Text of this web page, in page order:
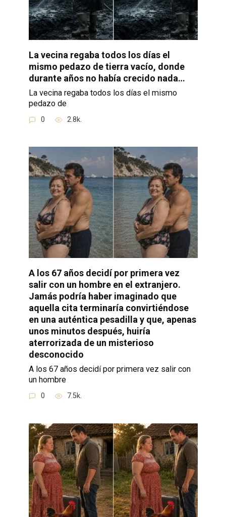
La vecina regaba todos los días el
mismo pedazo de tierra vacío, donde
durante años no había crecido nada…
La vecina regaba todos los días el mismo
pedazo de
0 2.8k.
A los 67 años decidí por primera vez
salir con un hombre en el extranjero.
Jamás podría haber imaginado que
aquella cita terminaría convirtiéndose
en una auténtica pesadilla y que, apenas
unos minutos después, huiría
aterrorizada de un misterioso
desconocido
A los 67 años decidí por primera vez salir con
un hombre
0 7.5k.